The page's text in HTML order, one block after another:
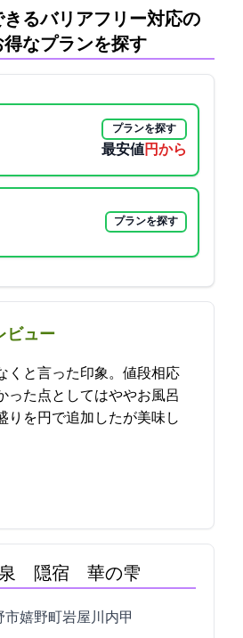
るバリアフリー対応の
得なプランを探す
プランを探す
最安値12000円から
プランを探す
ビュー
くと言った印象。値段相応
った点としてはややお風呂
を10000円で追加したが美味し
隠宿 華の雫
嬉野町岩屋川内甲445-1